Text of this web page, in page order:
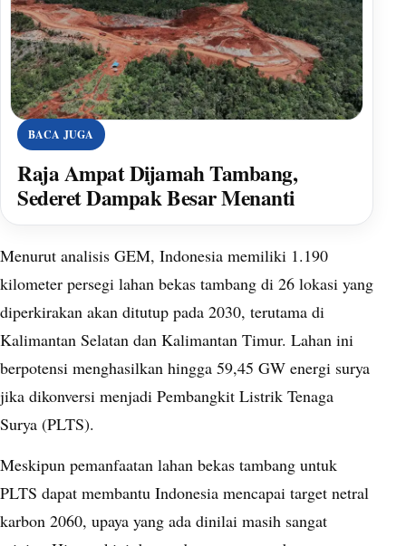
BACA JUGA
Raja Ampat Dijamah Tambang,
Sederet Dampak Besar Menanti
Menurut analisis GEM, Indonesia memiliki 1.190
kilometer persegi lahan bekas tambang di 26 lokasi yang
diperkirakan akan ditutup pada 2030, terutama di
Kalimantan Selatan dan Kalimantan Timur. Lahan ini
berpotensi menghasilkan hingga 59,45 GW energi surya
jika dikonversi menjadi Pembangkit Listrik Tenaga
Surya (PLTS).
Meskipun pemanfaatan lahan bekas tambang untuk
PLTS dapat membantu Indonesia mencapai target netral
karbon 2060, upaya yang ada dinilai masih sangat